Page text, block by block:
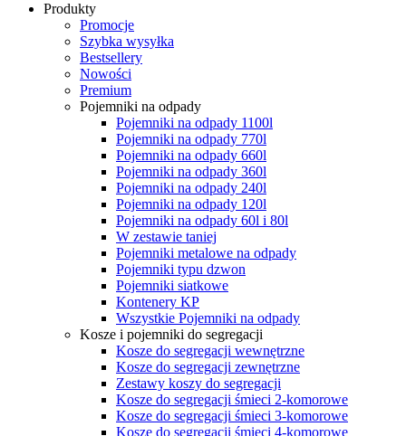
Produkty
Promocje
Szybka wysyłka
Bestsellery
Nowości
Premium
Pojemniki na odpady
Pojemniki na odpady 1100l
Pojemniki na odpady 770l
Pojemniki na odpady 660l
Pojemniki na odpady 360l
Pojemniki na odpady 240l
Pojemniki na odpady 120l
Pojemniki na odpady 60l i 80l
W zestawie taniej
Pojemniki metalowe na odpady
Pojemniki typu dzwon
Pojemniki siatkowe
Kontenery KP
Wszystkie Pojemniki na odpady
Kosze i pojemniki do segregacji
Kosze do segregacji wewnętrzne
Kosze do segregacji zewnętrzne
Zestawy koszy do segregacji
Kosze do segregacji śmieci 2-komorowe
Kosze do segregacji śmieci 3-komorowe
Kosze do segregacji śmieci 4-komorowe